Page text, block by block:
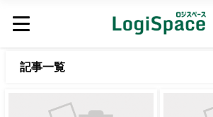
記事一覧